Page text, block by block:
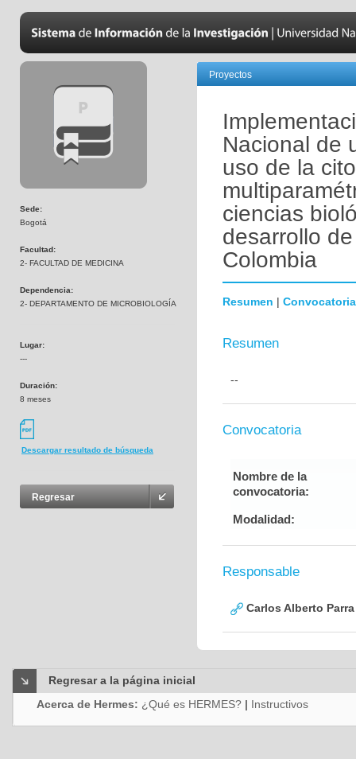
Sede:
Bogotá
Facultad:
2- FACULTAD DE MEDICINA
Dependencia:
2- DEPARTAMENTO DE MICROBIOLOGÍA
Lugar:
---
Duración:
8 meses
Descargar resultado de búsqueda
Regresar
Proyectos
Nacional de
uso de la
ciencias
desarrollo
Colombia
Resumen | Convocatoria
Resumen
--
Convocatoria
Nombre de la
convocatoria:
Modalidad:
Responsable
Carlos Alberto
Regresar a la página inicial
Acerca de Hermes: ¿Qué es HERMES? | Instructivos